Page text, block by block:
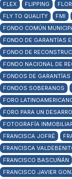
FLEX
FLIPPING
FLY TO QUALITY
FMI
FONDO COMÚN
FONDO DE GARANTÍAS
FONDO DE
FONDO NACIONAL DE
FONDOS DE GARANTÍAS
FONDOS SOBERANOS
FORO
FORO PARA UN
FOTOGRAFÍA
FRANCISCA JOFRÉ
FRANCISCA
FRANCISCO BASCUÑÁN
FRANCISCO JAVIER